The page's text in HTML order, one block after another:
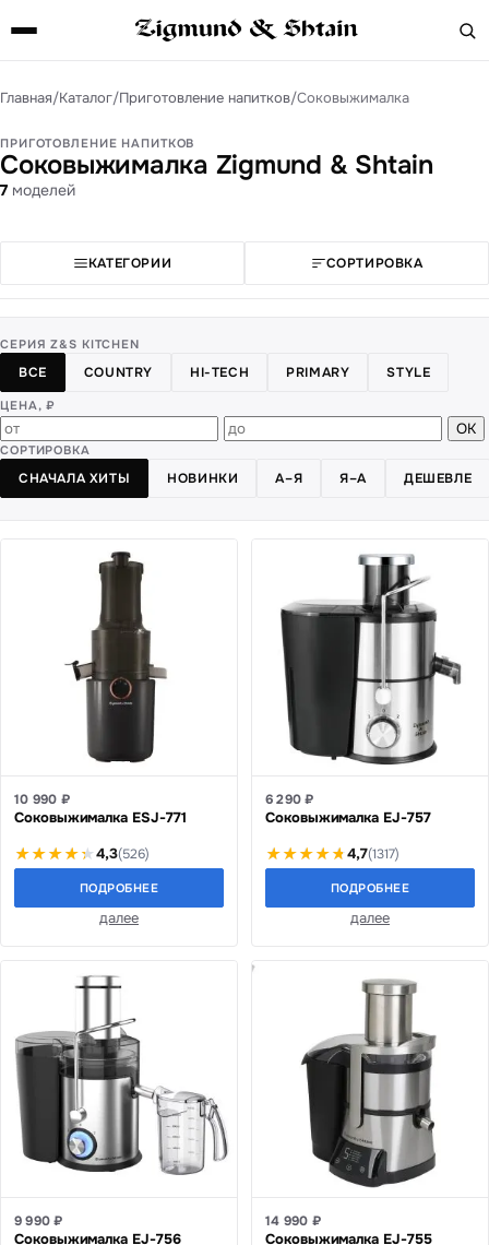
Главная/Каталог/Приготовление напитков/Соковыжималка
ПРИГОТОВЛЕНИЕ НАПИТКОВ
Соковыжималка Zigmund & Shtain
7 моделей
КАТЕГОРИИ СОРТИРОВКА
СЕРИЯ Z&S KITCHEN
ВСЕ COUNTRY HI-TECH PRIMARY STYLE
ЦЕНА, ₽
ОК
СОРТИРОВКА
СНАЧАЛА ХИТЫ НОВИНКИ А–Я Я–А ДЕШЕВЛЕ
10 990 ₽
Соковыжималка ESJ-771
4,3(526)
ПОДРОБНЕЕ
далее
6 290 ₽
Соковыжималка EJ-757
4,7(1317)
ПОДРОБНЕЕ
далее
9 990 ₽
Соковыжималка EJ-756
14 990 ₽
Соковыжималка EJ-755